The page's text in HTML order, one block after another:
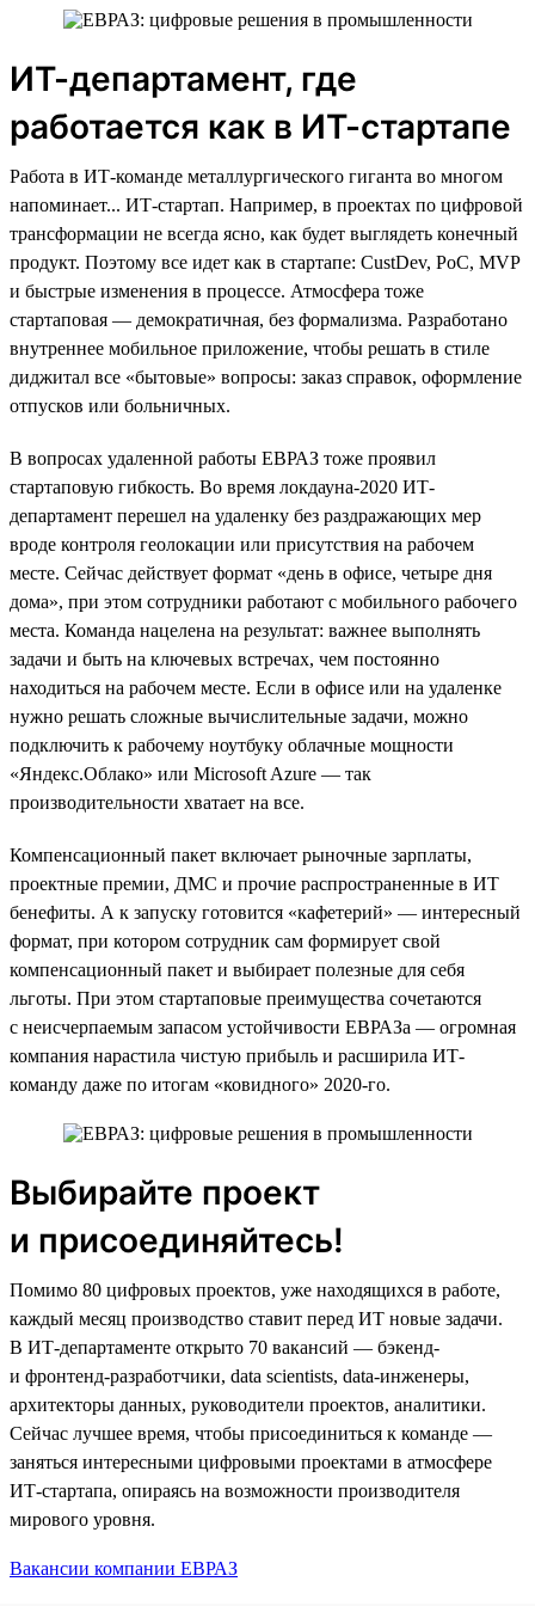
ИТ-департамент, где
работается как в ИТ-стартапе
Работа в ИТ-команде металлургического гиганта во многом
напоминает... ИТ-стартап. Например, в проектах по цифровой
трансформации не всегда ясно, как будет выглядеть конечный
продукт. Поэтому все идет как в стартапе: CustDev, PoC, MVP
и быстрые изменения в процессе. Атмосфера тоже
стартаповая — демократичная, без формализма. Разработано
внутреннее мобильное приложение, чтобы решать в стиле
диджитал все «бытовые» вопросы: заказ справок, оформление
отпусков или больничных.
В вопросах удаленной работы ЕВРАЗ тоже проявил
стартаповую гибкость. Во время локдауна-2020 ИТ-
департамент перешел на удаленку без раздражающих мер
вроде контроля геолокации или присутствия на рабочем
месте. Сейчас действует формат «день в офисе, четыре дня
дома», при этом сотрудники работают с мобильного рабочего
места. Команда нацелена на результат: важнее выполнять
задачи и быть на ключевых встречах, чем постоянно
находиться на рабочем месте. Если в офисе или на удаленке
нужно решать сложные вычислительные задачи, можно
подключить к рабочему ноутбуку облачные мощности
«Яндекс.Облако» или Microsoft Azure — так
производительности хватает на все.
Компенсационный пакет включает рыночные зарплаты,
проектные премии, ДМС и прочие распространенные в ИТ
бенефиты. А к запуску готовится «кафетерий» — интересный
формат, при котором сотрудник сам формирует свой
компенсационный пакет и выбирает полезные для себя
льготы. При этом стартаповые преимущества сочетаются
с неисчерпаемым запасом устойчивости ЕВРАЗа — огромная
компания нарастила чистую прибыль и расширила ИТ-
команду даже по итогам «ковидного» 2020-го.
Выбирайте проект
и присоединяйтесь!
Помимо 80 цифровых проектов, уже находящихся в работе,
каждый месяц производство ставит перед ИТ новые задачи.
В ИТ-департаменте открыто 70 вакансий — бэкенд-
и фронтенд-разработчики, data scientists, data-инженеры,
архитекторы данных, руководители проектов, аналитики.
Сейчас лучшее время, чтобы присоединиться к команде —
заняться интересными цифровыми проектами в атмосфере
ИТ-стартапа, опираясь на возможности производителя
мирового уровня.
Вакансии компании ЕВРАЗ